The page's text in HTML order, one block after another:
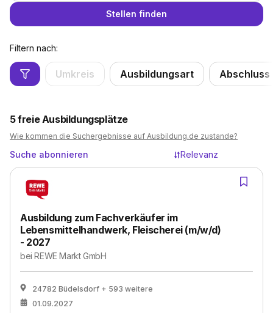
Stellen finden
Filtern nach:
Umkreis Ausbildungsart Abschluss
5freie Ausbildungsplätze
Wie kommen die Suchergebnisse auf Ausbildung.de zustande?
Suche abonnieren Relevanz
Ausbildung zum Fachverkäufer im
Lebensmittelhandwerk, Fleischerei (m/w/d)
- 2027
beiREWE Markt GmbH
24782 Büdelsdorf + 593 weitere
01.09.2027